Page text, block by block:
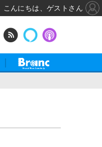
こんにちは、ゲストさん